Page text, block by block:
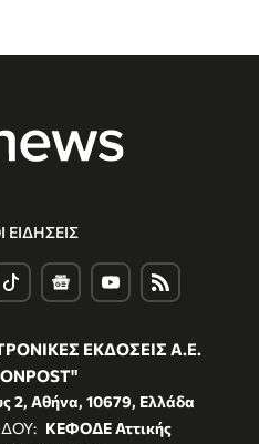
ΕΙΔΗΣΕΙΣ
ΕΚΔΟΣΕΙΣ Α.Ε.
2, Αθήνα, 10679, Ελλάδα
ΚΕΦΟΔΕ Αττικής